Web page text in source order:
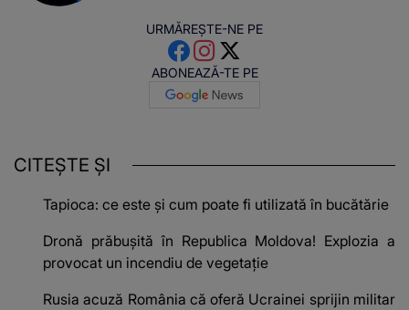
URMĂREȘTE-NE PE
ABONEAZĂ-TE PE
CITEȘTE ȘI
Tapioca: ce este și cum poate fi utilizată în bucătărie
Dronă prăbușită în Republica Moldova! Explozia a
provocat un incendiu de vegetație
Rusia acuză România că oferă Ucrainei sprijin militar